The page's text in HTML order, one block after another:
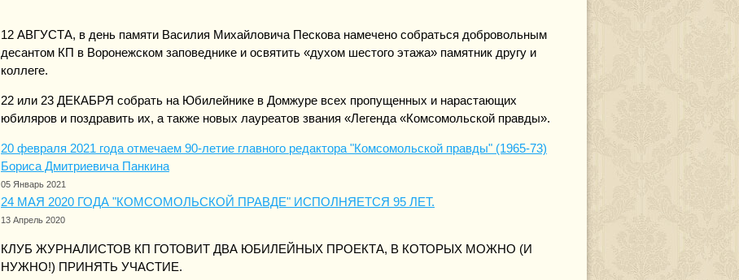
12 АВГУСТА, в день памяти Василия Михайловича Пескова намечено собраться добровольным
десантом КП в Воронежском заповеднике и освятить «духом шестого этажа» памятник другу и
коллеге.
22 или 23 ДЕКАБРЯ собрать на Юбилейнике в Домжуре всех пропущенных и нарастающих
юбиляров и поздравить их, а также новых лауреатов звания «Легенда «Комсомольской правды».
20 февраля 2021 года отмечаем 90-летие главного редактора "Комсомольской правды" (1965-73)
Бориса Дмитриевича Панкина
05 Январь 2021
24 МАЯ 2020 ГОДА "КОМСОМОЛЬСКОЙ ПРАВДЕ" ИСПОЛНЯЕТСЯ 95 ЛЕТ.
13 Апрель 2020
КЛУБ ЖУРНАЛИСТОВ КП ГОТОВИТ ДВА ЮБИЛЕЙНЫХ ПРОЕКТА, В КОТОРЫХ МОЖНО (И
НУЖНО!) ПРИНЯТЬ УЧАСТИЕ.